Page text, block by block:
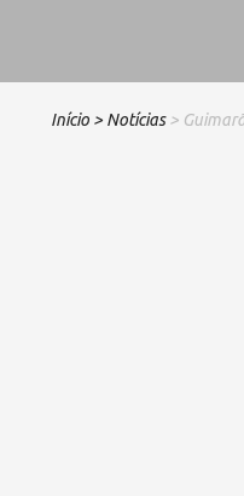
Início > Notícias >